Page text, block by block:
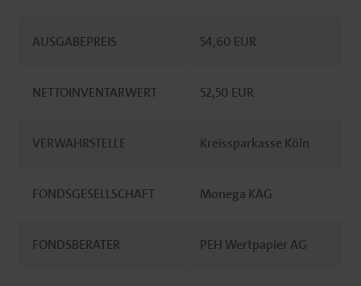
AUSGABEPREIS 54,60 EUR
NETTOINVENTARWERT 52,50 EUR
VERWAHRSTELLE Kreissparkasse Köln
FONDSGESELLSCHAFT Monega KAG
FONDSBERATER PEH Wertpapier AG